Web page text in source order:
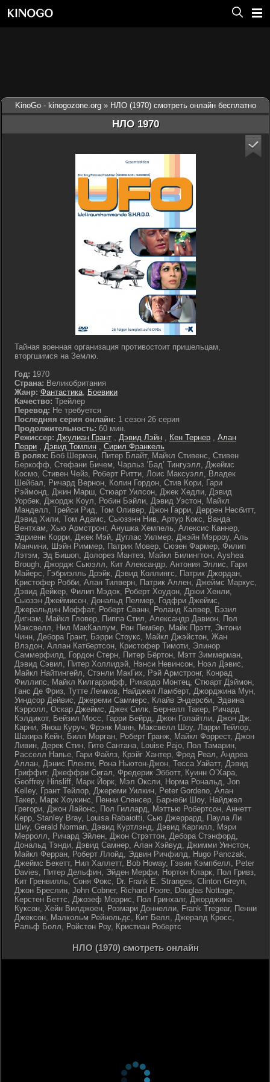
KinoGo - kinogozone.org » НЛО (1970) смотреть онлайн бесплатно
НЛО 1970
Тайная военная организация противостоит пришельцам,
вторгшимся на Землю.
Год: 1970
Страна: Великобритания
Жанр: Фантастика, Боевики
Качество: Трейлер
Перевод: Не требуется
Последняя серия онлайн: 1 сезон 26 серия
Продолжительность: 60 мин.
Режиссер: Джулиан Грант , Дэвид Лэйн , Кен Тернер , Алан
Перри , Дэвид Томлин , Сирил Франкель
В ролях: Боб Шерман, Питер Блайт, Майкл Стивенс, Стивен
Беркофф, Стефани Бичем, Чарльз ’Бад’ Тингуэлл, Джеймс
Космо, Стивен Чейз, Роберт Ритти, Лоис Максуэлл, Владек
Шейбал, Ричард Вернон, Колин Гордон, Стив Кори, Гари
Рэймонд, Джин Марш, Стюарт Уилсон, Джек Хедли, Дэвид
Уорбек, Джордж Коул, Робин Бэйли, Дэвид Уэстон, Майкл
Манделл, Трейси Рид, Том Оливер, Джон Гарри, Деррен Несбитт,
Дэвид Хили, Том Адамс, Сьюзэнн Нив, Артур Кокс, Ванда
Вентхам, Хью Армстронг, Анушка Хемпель, Алексис Каннер,
Эдриенн Корри, Джек Мэй, Дуглас Уилмер, Джэйн Мэрроу, Аль
Манчини, Шэйн Риммер, Патрик Мовер, Сюзен Фармер, Филип
Лэтэм, Эд Бишоп, Долорез Мантез, Майкл Билингтон, Ayshea
Brough, Джордж Сьюэлл, Кит Александр, Антония Эллис, Гари
Майерс, Гэбриэлль Дрэйк, Дэвид Коллингс, Патрик Джордан,
Кристофер Робби, Алан Тилверн, Патрик Аллен, Джеймс Маркус,
Дэвид Дейкер, Филип Мэдок, Роберт Хоудон, Дрюи Хенли,
Сьюзэн Джеймисон, Дональд Пелмер, Годфри Джеймс,
Джеральдин Моффат, Роберт Сванн, Роланд Калвер, Бэзил
Дигнэм, Майкл Гловер, Пиппа Стил, Александр Давион, Пол
Максвелл, Нил МакКаллум, Рон Пембер, Майк Прэтт, Энтони
Чинн, Дебора Грант, Бэрри Стоукс, Майкл Джэйстон, Жан
Влэдон, Аллан Катбертсон, Кристофер Тимоти, Элинор
Саммерфилд, Гордон Стерн, Питер Бёртон, Мэтт Зиммерман,
Дэвид Сэвил, Питер Холлидэй, Нэнси Невинсон, Ноэл Дэвис,
Майкл Найтингейл, Стэнли МакГих, Рэй Армстронг, Конрад
Филлипс, Майкл Килгаррифф, Рикардо Монтец, Стюарт Дэймон,
Ганс Де Фриз, Тутте Лемков, Найджел Ламберт, Джорджина Мун,
Уиндсор Дейвис, Джереми Саммерс, Клайв Эндерсби, Эдвина
Кэрролл, Оскар Джеймс, Джек Силк, Бернелл Такер, Ричард
Кэлдикот, Бейзил Мосс, Гарри Бейрд, Джон Голайтли, Джон Дж.
Карни, Янош Куруч, Фрэнк Манн, Максвелл Шоу, Ларри Тейлор,
Шакира Кейн, Билл Морган, Роберт Гранж, Майкл Форрест, Джон
Ливин, Дерек Стин, Гито Сантана, Louise Pajo, Пол Тамарин,
Расселл Напье, Гари Файлз, Крэйг Хантер, Фред Реал, Андреа
Аллан, Дэнис Пленти, Рона Ньютон-Джон, Тесса Уайатт, Дэвид
Гриффит, Джеффри Сигал, Фредерик Эбботт, Куинн О’Хара,
Geoffrey Hinsliff, Марк Йорк, Мэл Оксли, Норма Рональд, Jon
Kelley, Грант Тейлор, Джереми Уилкин, Peter Gordeno, Алан
Такер, Марк Хоукинс, Пенни Спенсер, Барнеби Шоу, Найджел
Грегори, Джон Лайонс, Пол Гиллард, Мэттью Робертсон, Аннетт
Керр, Stanley Bray, Louisa Rabaiotti, Сью Джеррард, Паула Ли
Шиу, Gerald Norman, Дэвид Куртлэнд, Дэвид Каргилл, Мэри
Мерролл, Ричард Эйлен, Джон Стрэттон, Дебора Стэнфорд,
Дональд Тэнди, Дэвид Самнер, Алан Хэйвуд, Джимми Уинстон,
Майкл Ферран, Роберт Ллойд, Эдвин Ричфилд, Hugo Panczak,
Джеймс Бекетт, Нил Халлетт, Bob Howay, Гэвин Кэмпбелл, Peter
Davies, Питер Дельфин, Эйден Мерфи, Нортон Кларк, Пол Гривз,
Кит Гренвилль, Соня Фокс, Dr. Frank E. Stranges, Clinton Greyn,
Джон Бреслин, John Cobner, Richard Poore, Douglas Nottage,
Керстен Беттс, Джозеф Моррис, Пол Гринхалг, Джорджина
Куксон, Хейн Вилджоен, Розмари Доннелли, Frank Tregear, Пенни
Джексон, Малкольм Рейнольдс, Кит Белл, Джералд Кросс,
Ральф Болл, Ройстон Роу, Кристиан Робертс
НЛО (1970) смотреть онлайн